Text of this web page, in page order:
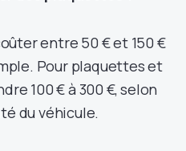
entre 50 € et 150 €
Pour plaquettes et
100 € à 300 €, selon
du véhicule.